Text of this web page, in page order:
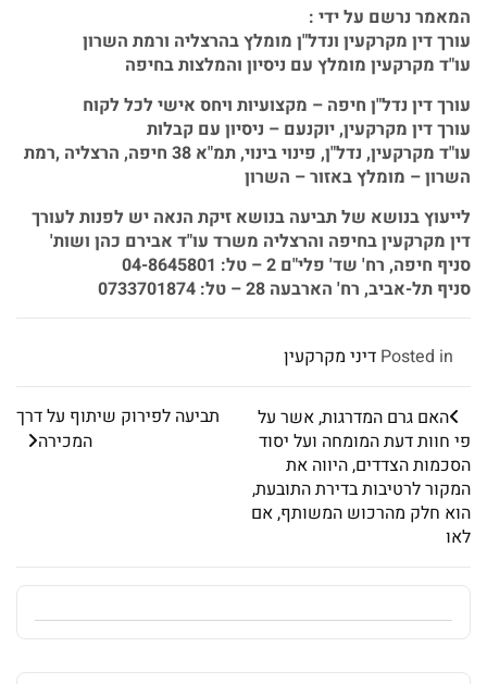
המאמר נרשם על ידי :
עורך דין מקרקעין ונדל"ן מומלץ בהרצליה ורמת השרון
עו"ד מקרקעין מומלץ עם ניסיון והמלצות בחיפה
עורך דין נדל"ן חיפה – מקצועיות ויחס אישי לכל לקוח
עורך דין מקרקעין, יוקנעם – ניסיון עם קבלות
עו"ד מקרקעין, נדל"ן, פינוי בינוי, תמ"א 38 חיפה, הרצליה ,רמת
השרון – מומלץ באזור – השרון
לייעוץ בנושא של תביעה בנושא זיקת הנאה יש לפנות לעורך
דין מקרקעין בחיפה והרצליה משרד עו"ד אבירם כהן ושות'
סניף חיפה, רח' שד' פלי"ם 2 – טל: 04-8645801
סניף תל-אביב, רח' הארבעה 28 – טל: 0733701874
Posted in דיני מקרקעין
האם גרם המדרגות, אשר על
פי חוות דעת המומחה ועל יסוד
הסכמות הצדדים, היווה את
המקור לרטיבות בדירת התובעת,
הוא חלק מהרכוש המשותף, אם
לאו
תביעה לפירוק שיתוף על דרך
המכירה